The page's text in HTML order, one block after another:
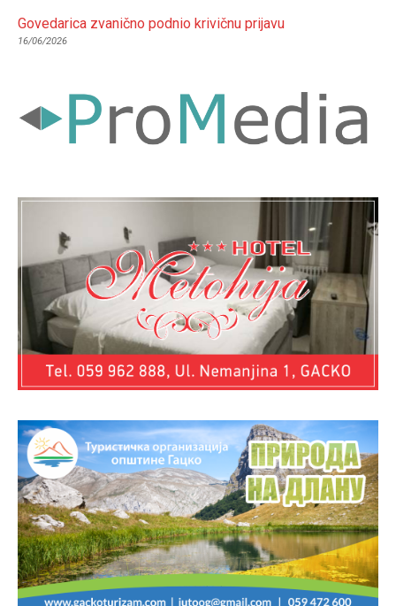
Govedarica zvanično podnio krivičnu prijavu
16/06/2026